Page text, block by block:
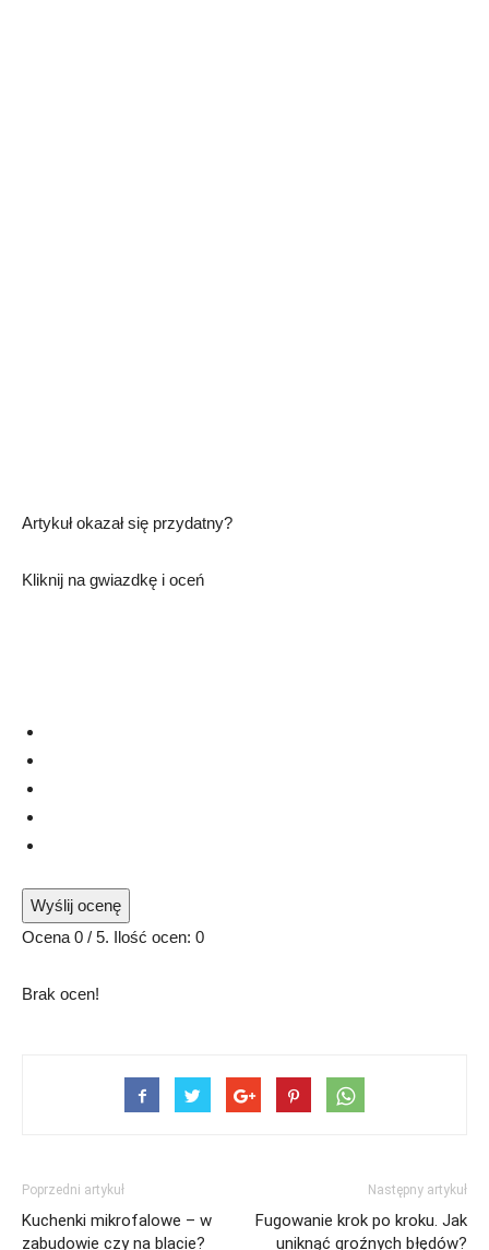
Artykuł okazał się przydatny?
Kliknij na gwiazdkę i oceń
Wyślij ocenę
Ocena 0 / 5. Ilość ocen: 0
Brak ocen!
Poprzedni artykuł
Kuchenki mikrofalowe – w
zabudowie czy na blacie?
Następny artykuł
Fugowanie krok po kroku. Jak
uniknąć groźnych błędów?